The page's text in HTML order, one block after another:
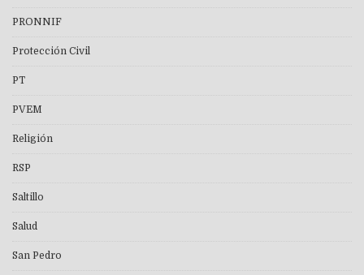
PRONNIF
Protección Civil
PT
PVEM
Religión
RSP
Saltillo
Salud
San Pedro